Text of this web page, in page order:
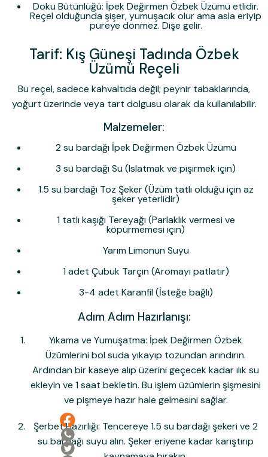
Doku Bütünlüğü: İpek Değirmen Özbek Üzümü etlidir.
Reçel olduğunda şişer, yumuşacık olur ama asla eriyip
püreye dönmez. Dişe gelir.
Tarif: Kış Güneşi Tadında Özbek
Üzümü Reçeli
Bu reçel, sadece kahvaltıda değil; peynir tabaklarında,
yoğurt üzerinde veya tart dolgusu olarak da kullanılabilir.
Malzemeler:
2 su bardağı İpek Değirmen Özbek Üzümü
3 su bardağı Su (Islatmak ve pişirmek için)
1.5 su bardağı Toz Şeker (Üzüm tatlı olduğu için az
şeker yeterlidir)
1 tatlı kaşığı Tereyağı (Parlaklık vermesi ve
köpürmemesi için)
Yarım Limonun Suyu
1 adet Çubuk Tarçın (Aromayı patlatır)
3-4 adet Karanfil (İsteğe bağlı)
Adım Adım Hazırlanışı:
Yıkama ve Yumuşatma: İpek Değirmen Özbek
Üzümlerini bol suda yıkayıp tozundan arındırın.
Ardından bir kaseye alıp üzerini geçecek kadar ılık su
ekleyin ve 1 saat bekletin. Bu işlem üzümlerin şişmesini
ve pişmeye hazır hale gelmesini sağlar.
Şerbet Hazırlığı: Tencereye 1.5 su bardağı şekeri ve 2
su bardağı suyu alın. Şeker eriyene kadar karıştırıp
Ailemize Katıl!